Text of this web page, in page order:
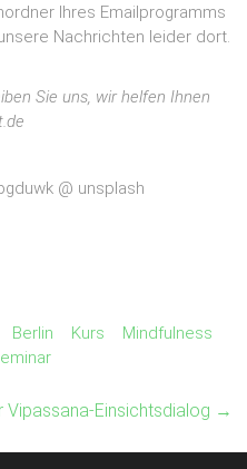
Ihres Emailprogramms
Nachrichten leider dort.
Sie uns, wir helfen Ihnen
@ unsplash
Berlin Kurs
Mindfulness
Vipassana-Einsichtsdialog →